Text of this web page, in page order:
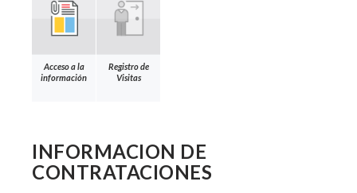
Acceso a la
información
Registro de
Visitas
INFORMACION DE
CONTRATACIONES